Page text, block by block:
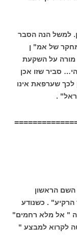
למשל הנה הסבר
של אמ" ן
מורה על השקעת
סביר שזו אכן
לכך שערפאת אינו
.
הראשון
. כשנודע
" אל מלא רחמים"
לקרוא למבצע "